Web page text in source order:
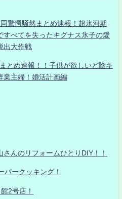
驚愕騒然まとめ速報！超氷河期
べてを失ったキグナス氷子の愛
出大作戦
とめ速報！！子供が欲しいど陰キ
業主婦！婚活計画編
んのリフォームひとりDIY！！
パークッキング！
2号店！